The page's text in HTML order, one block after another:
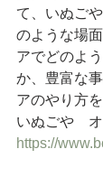
て、いぬご
のような場
アでどのよ
か、豊富な
アのやり方
いぬごや　
https://